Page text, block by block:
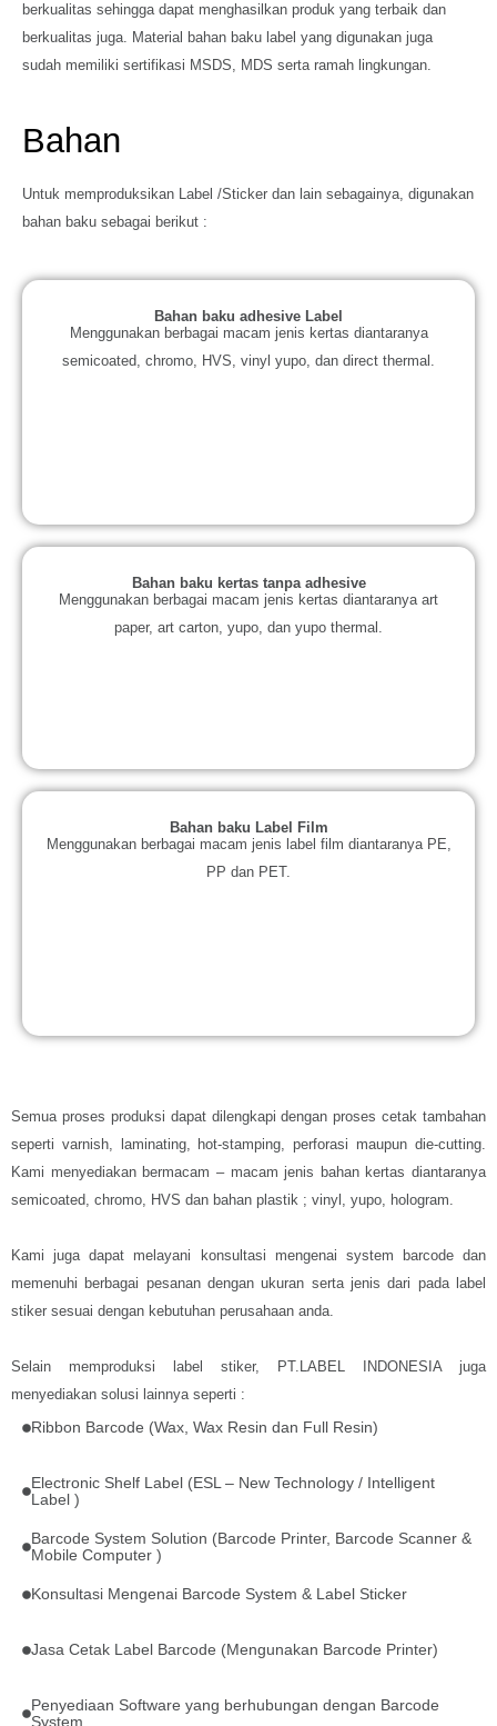
berkualitas sehingga dapat menghasilkan produk yang terbaik dan
berkualitas juga. Material bahan baku label yang digunakan juga
sudah memiliki sertifikasi MSDS, MDS serta ramah lingkungan.
Bahan
Untuk memproduksikan Label /Sticker dan lain sebagainya, digunakan
bahan baku sebagai berikut :
Bahan baku adhesive Label
Menggunakan berbagai macam jenis kertas diantaranya
semicoated, chromo, HVS, vinyl yupo, dan direct thermal.
Bahan baku kertas tanpa adhesive
Menggunakan berbagai macam jenis kertas diantaranya art
paper, art carton, yupo, dan yupo thermal.
Bahan baku Label Film
Menggunakan berbagai macam jenis label film diantaranya PE,
PP dan PET.
Semua proses produksi dapat dilengkapi dengan proses cetak tambahan
seperti varnish, laminating, hot-stamping, perforasi maupun die-cutting.
Kami menyediakan bermacam – macam jenis bahan kertas diantaranya
semicoated, chromo, HVS dan bahan plastik ; vinyl, yupo, hologram.
Kami juga dapat melayani konsultasi mengenai system barcode dan
memenuhi berbagai pesanan dengan ukuran serta jenis dari pada label
stiker sesuai dengan kebutuhan perusahaan anda.
Selain memproduksi label stiker, PT.LABEL INDONESIA juga
menyediakan solusi lainnya seperti :
Ribbon Barcode (Wax, Wax Resin dan Full Resin)
Electronic Shelf Label (ESL – New Technology / Intelligent
Label )
Barcode System Solution (Barcode Printer, Barcode Scanner &
Mobile Computer )
Konsultasi Mengenai Barcode System & Label Sticker
Jasa Cetak Label Barcode (Mengunakan Barcode Printer)
Penyediaan Software yang berhubungan dengan Barcode
System